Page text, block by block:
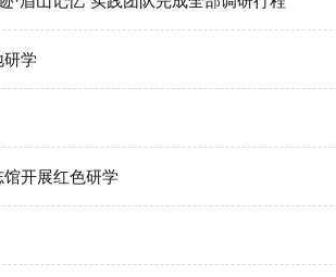
研学
开展红色研学